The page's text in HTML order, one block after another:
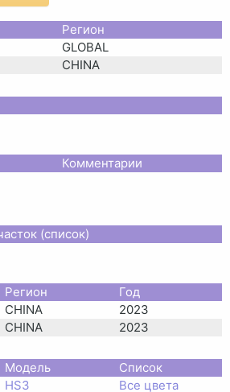
Регион
GLOBAL
CHINA
Комментарии
(список)
Регион
Год
CHINA
2023
CHINA 2023
Модель
Список
HS3 Все цвета